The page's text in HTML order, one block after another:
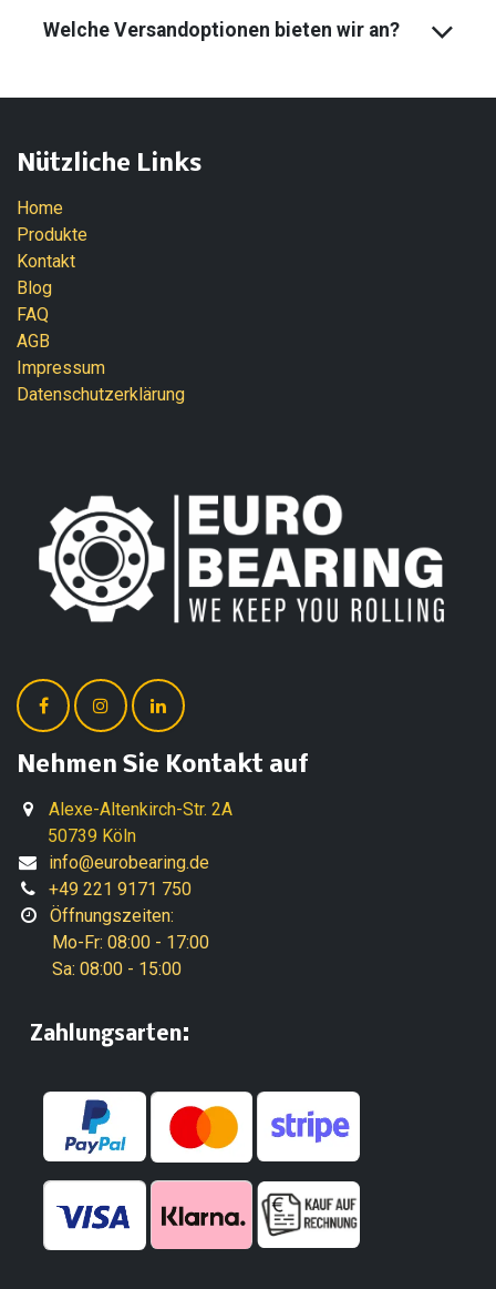
Welche Versandoptionen bieten wir an?
Nützliche Links
Home
Produkte
Kontakt
Blog
FAQ
AGB
Impressum
Datenschutzerklärung
Nehmen Sie Kontakt auf
Alexe-Altenkirch-Str. 2A
50739 Köln
info@eurobearing.de
+49 221 9171 750
Öffnungszeiten:
Mo-Fr: 08:00 - 17:00
Sa: 08:00 - 15:00
​Zahlungsarten: